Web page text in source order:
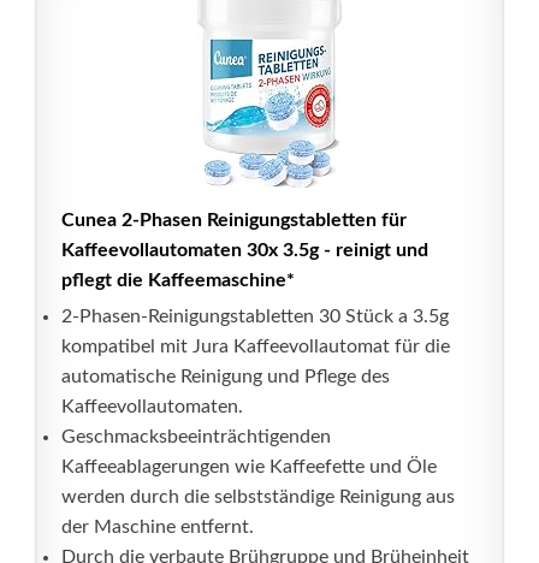
Cunea 2-Phasen Reinigungstabletten für
Kaffeevollautomaten 30x 3.5g - reinigt und
pflegt die Kaffeemaschine*
2-Phasen-Reinigungstabletten 30 Stück a 3.5g
kompatibel mit Jura Kaffeevollautomat für die
automatische Reinigung und Pflege des
Kaffeevollautomaten.
Geschmacksbeeinträchtigenden
Kaffeeablagerungen wie Kaffeefette und Öle
werden durch die selbstständige Reinigung aus
der Maschine entfernt.
Durch die verbaute Brühgruppe und Brüheinheit